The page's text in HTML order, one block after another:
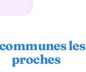
proches